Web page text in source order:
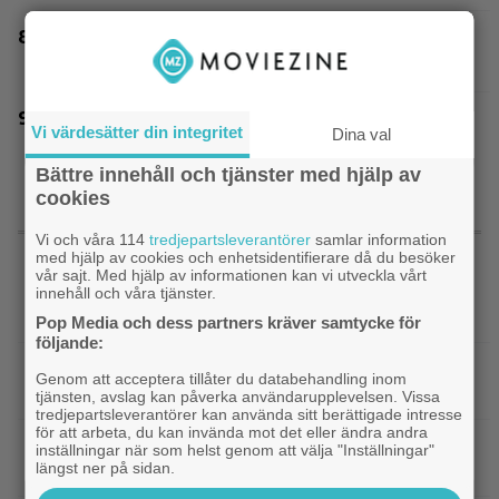
Tidernas 30 bästa superhjältefilmer listade –
”The Dark Knight” på plats 3
Prime Video just nu
SENASTE NYTT
Kommande filmer|När kommer ”Michael 2”?
Lionsgate-chefen har ett svar
Kommande filmer |Adam Sandler återförenar
gänget i ”Grown Ups 3” – delar en första bild
Kändisar|Minnie Driver skadad i otäck bilolycka:
”Tacksam att jag lever”
Vi värdesätter din integritet Dina val
Bättre innehåll och tjänster med hjälp av
cookies
Vi och våra 114tredjepartsleverantörer samlar information
med hjälp av cookies och enhetsidentifierare då du besöker
vår sajt. Med hjälp av informationen kan vi utveckla vårt
innehåll och våra tjänster.
Pop Media och dess partners kräver samtycke för
följande:
Genom att acceptera tillåter du databehandling inom
tjänsten, avslag kan påverka användarupplevelsen. Vissa
tredjepartsleverantörer kan använda sitt berättigade intresse
för att arbeta, du kan invända mot det eller ändra andra
inställningar när som helst genom att välja "Inställningar"
längst ner på sidan.